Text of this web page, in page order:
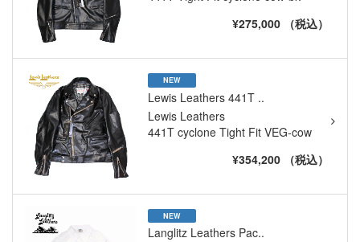
¥275,000 （税込）
NEW
Lewis Leathers 441T ..
Lewis Leathers
441T cyclone Tight Fit VEG-cow
¥354,200 （税込）
NEW
Langlitz Leathers Pac..